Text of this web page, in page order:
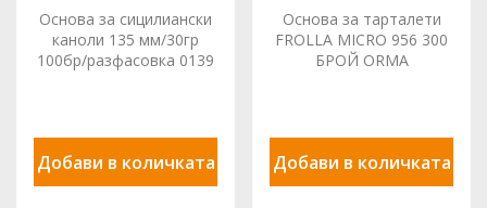
Основа за сицилиански
каноли 135 мм/30гр
100бр/разфасовка 0139
Добави в количката
Основа за тарталети
FROLLA MICRO 956 300
БРОЙ ORMA
Добави в количката